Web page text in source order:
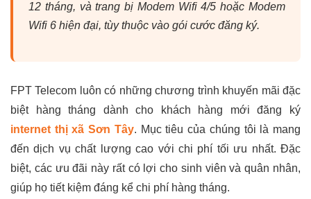
12 tháng, và trang bị Modem Wifi 4/5 hoặc Modem
Wifi 6 hiện đại, tùy thuộc vào gói cước đăng ký.
FPT Telecom luôn có những chương trình khuyến mãi đặc
biệt hàng tháng dành cho khách hàng mới đăng ký
internet thị xã Sơn Tây. Mục tiêu của chúng tôi là mang
đến dịch vụ chất lượng cao với chi phí tối ưu nhất. Đặc
biệt, các ưu đãi này rất có lợi cho sinh viên và quân nhân,
giúp họ tiết kiệm đáng kể chi phí hàng tháng.